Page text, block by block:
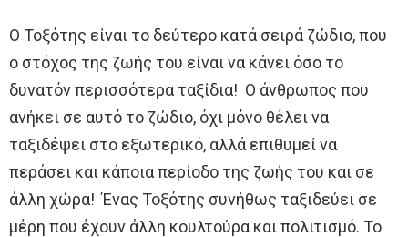
Ο Τοξότης είναι το δεύτερο κατά σειρά ζώδιο, που
ο στόχος της ζωής του είναι να κάνει όσο το
δυνατόν περισσότερα ταξίδια! Ο άνθρωπος που
ανήκει σε αυτό το ζώδιο, όχι μόνο θέλει να
ταξιδέψει στο εξωτερικό, αλλά επιθυμεί να
περάσει και κάποια περίοδο της ζωής του και σε
άλλη χώρα! Ένας Τοξότης συνήθως ταξιδεύει σε
μέρη που έχουν άλλη κουλτούρα και πολιτισμό. Το